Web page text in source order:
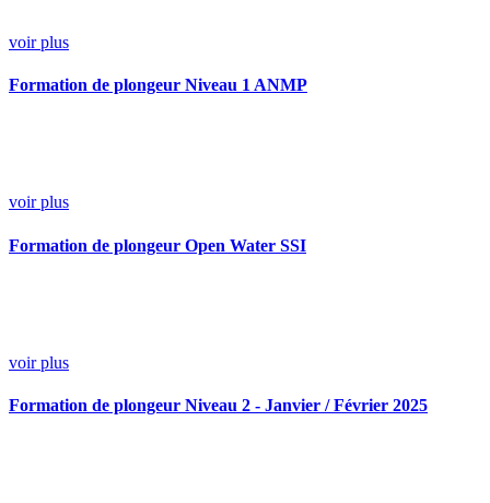
voir plus
Formation de plongeur Niveau 1 ANMP
voir plus
Formation de plongeur Open Water SSI
voir plus
Formation de plongeur Niveau 2 - Janvier / Février 2025